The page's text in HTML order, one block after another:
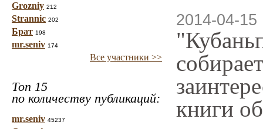
Grozniy 212
Strannic 202
Брат 198
mr.seniv 174
Все участники >>
Топ 15
по количеству публикаций:
mr.seniv 45237
2014-04-15
книги